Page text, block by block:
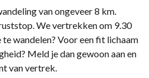
van ongeveer 8 km.
We vertrekken om 9.30
wandelen? Voor een fit lichaam
Meld je dan gewoon aan en
van vertrek.